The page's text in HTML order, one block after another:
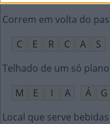
Correm em volta do
C
E R C A
S
Telhado de um só plano
M
E I A Á G
Local que serve